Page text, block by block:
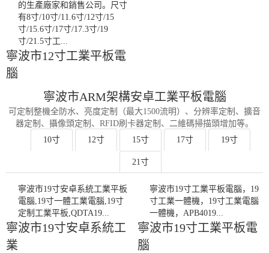
的生產廠家和銷售公司。尺寸
有8寸/10寸/11.6寸/12寸/15
寸/15.6寸/17寸/17.3寸/19
寸/21.5寸工...
寧波市12寸工業平板電
腦
寧波市ARM架構安卓工業平板電腦
可定制整機全防水、亮度定制（最大1500流明）、分辨率定制、擴音
器定制、攝像頭定制、RFID刷卡器定制、二維碼掃描頭增加等。
10寸
12寸 15寸 17寸 19寸
21寸
寧波市19寸安卓系統工業平板
電腦,19寸一體工業電腦,19寸
定制工業平板,QDTA19...
寧波市19寸安卓系統工
業
寧波市19寸工業平板電腦，19
寸工業一體機，19寸工業電腦
一體機，APB4019...
寧波市19寸工業平板電
腦